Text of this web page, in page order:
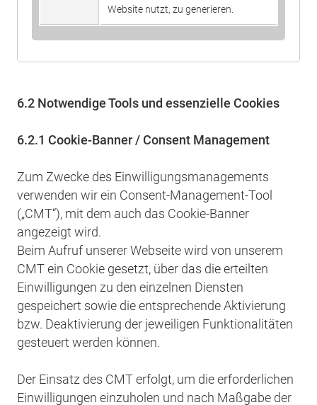
Website nutzt, zu generieren.
6.2 Notwendige Tools und essenzielle Cookies
6.2.1 Cookie-Banner / Consent Management
Zum Zwecke des Einwilligungsmanagements
verwenden wir ein Consent-Management-Tool
(„CMT“), mit dem auch das Cookie-Banner
angezeigt wird.
Beim Aufruf unserer Webseite wird von unserem
CMT ein Cookie gesetzt, über das die erteilten
Einwilligungen zu den einzelnen Diensten
gespeichert sowie die entsprechende Aktivierung
bzw. Deaktivierung der jeweiligen Funktionalitäten
gesteuert werden können.
Der Einsatz des CMT erfolgt, um die erforderlichen
Einwilligungen einzuholen und nach Maßgabe der